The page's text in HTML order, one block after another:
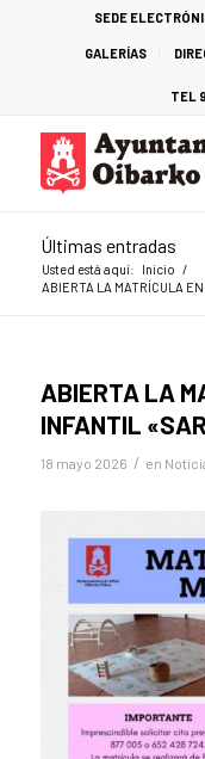
SEDE
GALERÍAS
TEL
Últimas entradas
Usted está aquí: Inicio /
ABIERTA LA MATRÍCULA
ABIERTA LA
INFANTIL
18 mayo 2026 / en